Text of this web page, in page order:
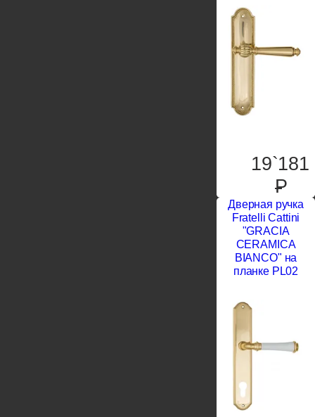
19`181
P
Дверная ручка
Fratelli Cattini
"GRACIA
CERAMICA
BIANCO" на
планке PL02